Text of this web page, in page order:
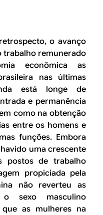
o avanço
trabalho remunerado
econômica as
nas últimas
está longe de
e permanência
como na obtenção
entre os homens e
funções. Embora
uma crescente
postos de trabalho
propiciada pela
não reverteu as
o sexo masculino
as mulheres na